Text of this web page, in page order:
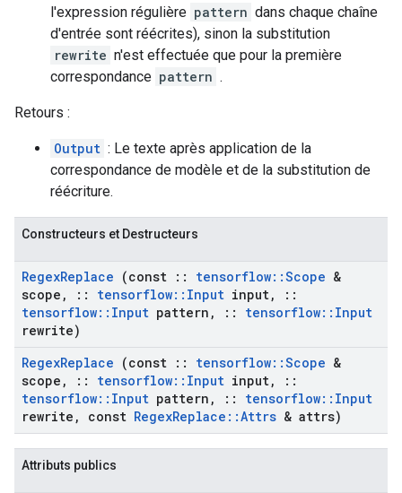
l'expression régulière pattern dans chaque chaîne
d'entrée sont réécrites), sinon la substitution
rewrite n'est effectuée que pour la première
correspondance pattern .
Retours :
Output : Le texte après application de la
correspondance de modèle et de la substitution de
réécriture.
Constructeurs et Destructeurs
RegexReplace (const :: tensorflow::Scope &
scope , :: tensorflow:: Input input,
::
tensorflow:: Input pattern , :: tensorflow:: Input
rewrite)
RegexReplace (const :: tensorflow::Scope &
scope , :: tensorflow:: Input input,
::
tensorflow:: Input pattern , :: tensorflow:: Input
rewrite , const RegexReplace ::Attrs & attrs)
Attributs publics